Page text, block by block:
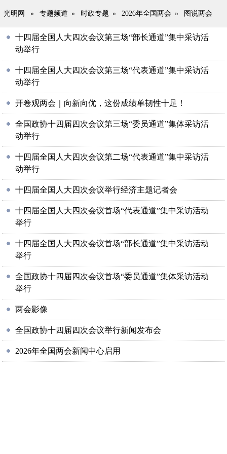
光明网 » 专题频道 » 时政专题 » 2026年全国两会 » 图说两会
十四届全国人大四次会议第三场“部长通道”集中采访活
动举行
十四届全国人大四次会议第三场“代表通道”集中采访活
动举行
开卷观两会｜向新向优，这份成绩单韧性十足！
全国政协十四届四次会议第三场“委员通道”集体采访活
动举行
十四届全国人大四次会议第二场“代表通道”集中采访活
动举行
十四届全国人大四次会议举行经济主题记者会
十四届全国人大四次会议首场“代表通道”集中采访活动
举行
十四届全国人大四次会议首场“部长通道”集中采访活动
举行
全国政协十四届四次会议首场“委员通道”集体采访活动
举行
两会影像
全国政协十四届四次会议举行新闻发布会
2026年全国两会新闻中心启用